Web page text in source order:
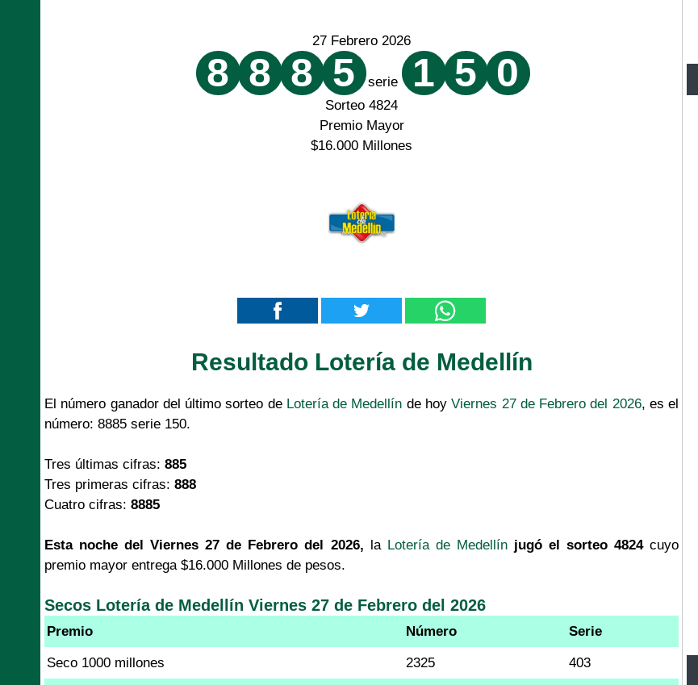
27 Febrero 2026
8 8 8 5 serie 1 5 0
Sorteo 4824
Premio Mayor
$16.000 Millones
Resultado Lotería de Medellín
El número ganador del último sorteo de Lotería de Medellín de hoyViernes 27 de Febrero del 2026, es el
número: 8885 serie 150.
Tres últimas cifras: 885
Tres primeras cifras: 888
Cuatro cifras: 8885
Esta noche del Viernes 27 de Febrero del 2026, la Lotería de Medellín jugó el sorteo 4824cuyo
premio mayor entrega $16.000 Millones de pesos.
Secos Lotería de Medellín Viernes 27 de Febrero del 2026
Premio Número Serie
Seco 1000 millones 2325 403